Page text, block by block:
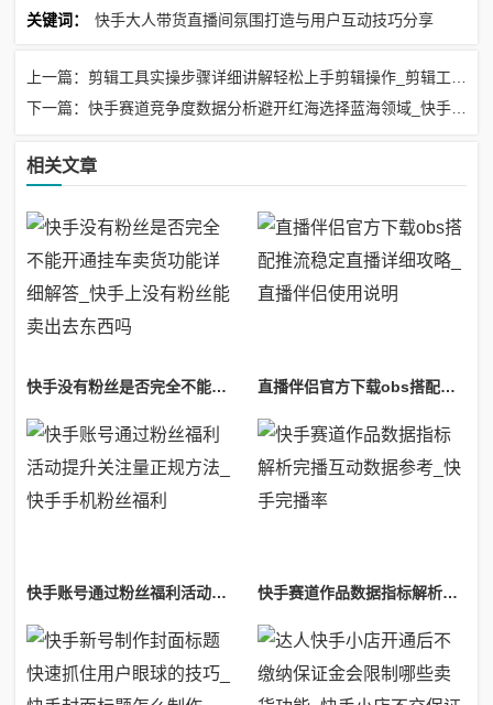
关键词： 快手大人带货直播间氛围打造与用户互动技巧分享
相关文章
快手没有粉丝是否完全不能开通挂车卖货功能详细解答_快手上没有粉丝能卖出去东西吗 直播伴侣官方下载obs搭配推流稳定直播详细攻略_直播伴侣使用说明
快手账号通过粉丝福利活动提升关注量正规方法_快手手机粉丝福利 快手赛道作品数据指标解析完播互动数据参考_快手完播率